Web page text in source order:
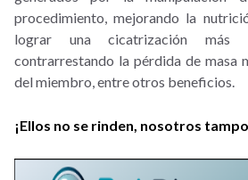
procedimiento, mejorando la
lograr una cicatrización más
contrarrestando la pérdida de masa
del miembro, entre otros beneficios.
¡Ellos no se rinden, nosotros